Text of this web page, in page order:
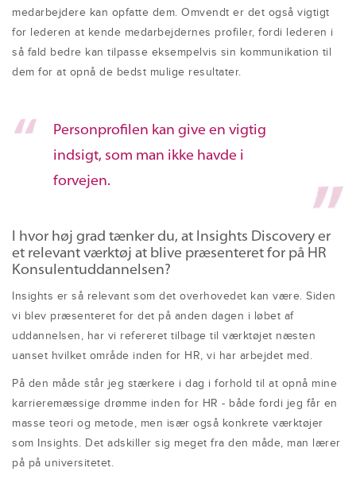
medarbejdere kan opfatte dem. Omvendt er det også vigtigt
for lederen at kende medarbejdernes profiler, fordi lederen i
så fald bedre kan tilpasse eksempelvis sin kommunikation til
dem for at opnå de bedst mulige resultater.
Personprofilen kan give en vigtig
indsigt, som man ikke havde i
forvejen.
I hvor høj grad tænker du, at Insights Discovery er
et relevant værktøj at blive præsenteret for på HR
Konsulentuddannelsen?
Insights er så relevant som det overhovedet kan være. Siden
vi blev præsenteret for det på anden dagen i løbet af
uddannelsen, har vi refereret tilbage til værktøjet næsten
uanset hvilket område inden for HR, vi har arbejdet med.
På den måde står jeg stærkere i dag i forhold til at opnå mine
karrieremæssige drømme inden for HR - både fordi jeg får en
masse teori og metode, men især også konkrete værktøjer
som Insights. Det adskiller sig meget fra den måde, man lærer
på på universitetet.